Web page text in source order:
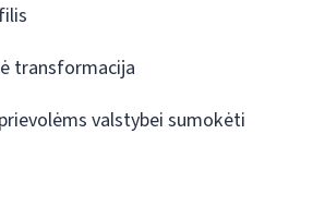
transformacija
valstybei sumokėti